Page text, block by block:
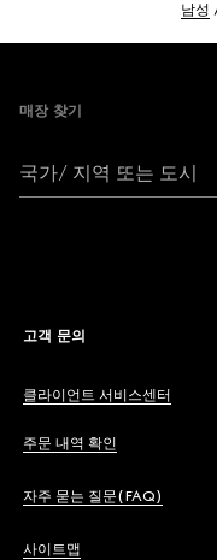
남성
매장 찾기
국가/ 지역 또는 도시
고객 문의
클라이언트 서비스센터
주문 내역 확인
자주 묻는 질문(FAQ)
사이트맵